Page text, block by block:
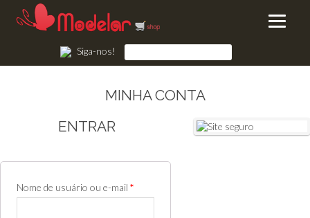
Siga-nos!
MINHA CONTA
ENTRAR
Nome de usuário ou e-mail *